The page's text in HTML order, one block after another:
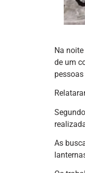
Na
de um
As